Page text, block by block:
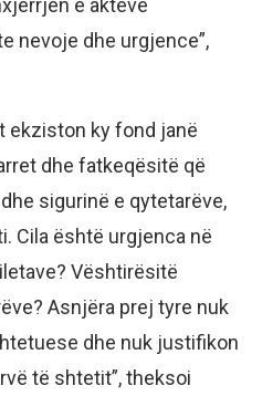
e akteve
nevoje dhe urgjence”,
ekziston ky fond janë
dhe fatkeqësitë që
sigurinë e qytetarëve,
Cila është urgjenca në
Vështirësitë
Asnjëra prej tyre nuk
dhe nuk justifikon
të shtetit”, theksoi